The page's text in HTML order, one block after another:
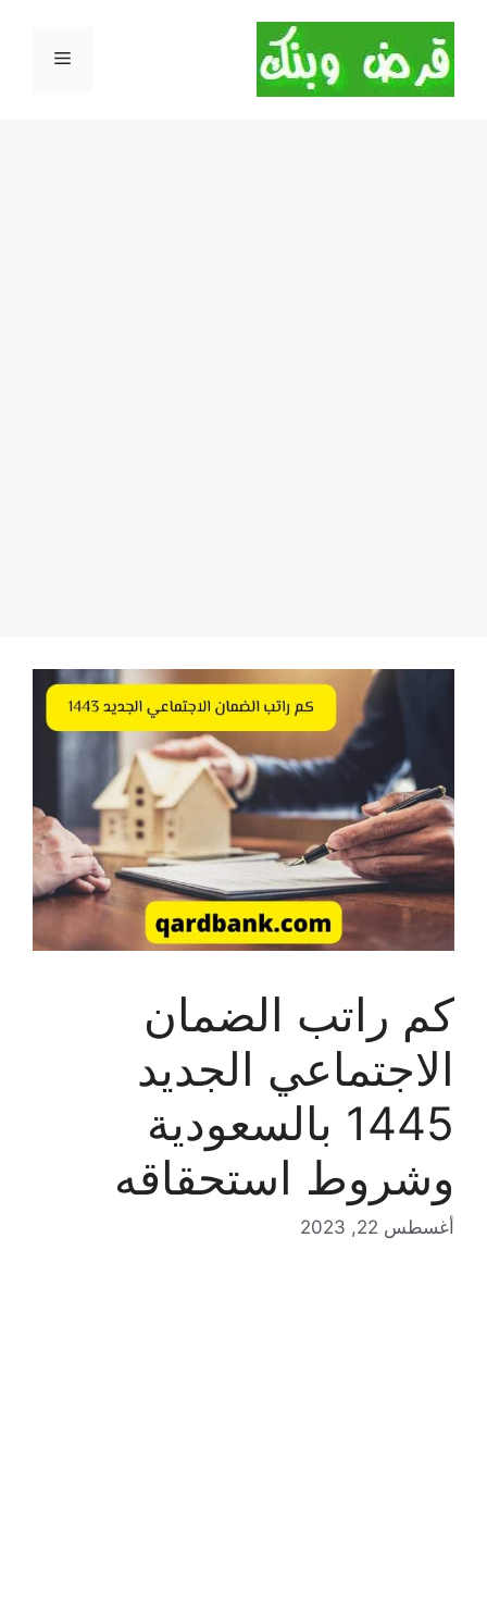
المحتوى
القائمة
كم راتب الضمان
الاجتماعي الجديد
1445 بالسعودية
وشروط استحقاقه
أغسطس 22, 2023